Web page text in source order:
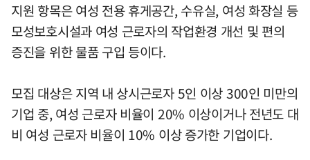
지원 항목은 여성 전용 휴게공간, 수유실, 여성 화장실 등
모성보호시설과 여성 근로자의 작업환경 개선 및 편의
증진을 위한 물품 구입 등이다.
모집 대상은 지역 내 상시근로자 5인 이상 300인 미만의
기업 중, 여성 근로자 비율이 20% 이상이거나 전년도 대
비 여성 근로자 비율이 10% 이상 증가한 기업이다.